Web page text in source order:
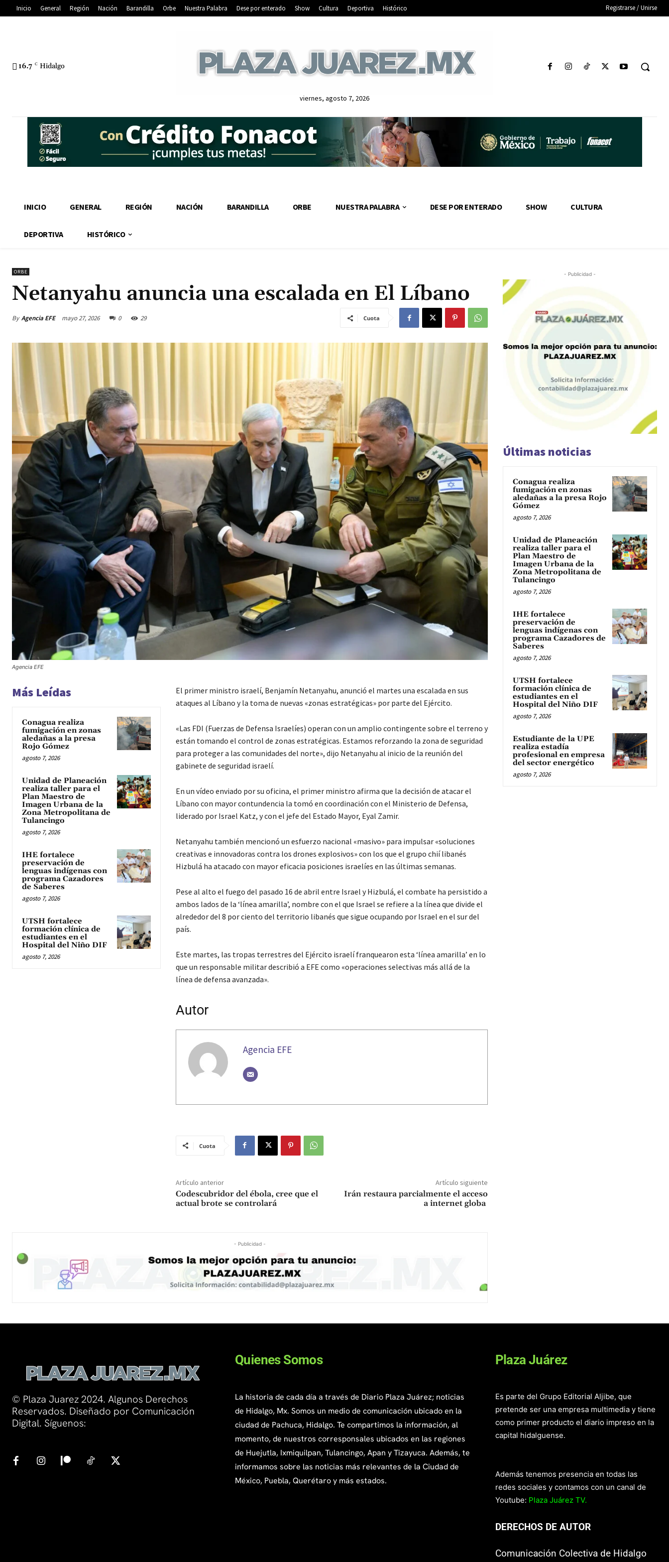
Inicio General Región Nación Barandilla Orbe Nuestra Palabra Dese por enterado Show Cultura Deportiva Histórico Registrarse / Unirse
16.7 C Hidalgo
viernes, agosto 7, 2026
INICIO GENERAL REGIÓN NACIÓN BARANDILLA ORBE NUESTRA PALABRA DESE POR ENTERADO SHOW CULTURA
DEPORTIVA HISTÓRICO
ORBE
Netanyahu anuncia una escalada en El Líbano
By Agencia EFE mayo 27, 2026 0 29 Cuota
Agencia EFE
Más Leídas
Conagua realiza
fumigación en zonas
aledañas a la presa
Rojo Gómez
agosto 7, 2026
Unidad de Planeación
realiza taller para el
Plan Maestro de
Imagen Urbana de la
Zona Metropolitana de
Tulancingo
agosto 7, 2026
IHE fortalece
preservación de
lenguas indígenas con
programa Cazadores
de Saberes
agosto 7, 2026
UTSH fortalece
formación clínica de
estudiantes en el
Hospital del Niño DIF
agosto 7, 2026
El primer ministro israelí, Benjamín Netanyahu, anunció el martes una escalada en sus
ataques al Líbano y la toma de nuevas «zonas estratégicas» por parte del Ejército.
«Las FDI (Fuerzas de Defensa Israelíes) operan con un amplio contingente sobre el terreno y
están tomando el control de zonas estratégicas. Estamos reforzando la zona de seguridad
para proteger a las comunidades del norte», dijo Netanyahu al inicio de la reunión del
gabinete de seguridad israelí.
En un vídeo enviado por su oficina, el primer ministro afirma que la decisión de atacar el
Líbano con mayor contundencia la tomó en coordinación con el Ministerio de Defensa,
liderado por Israel Katz, y con el jefe del Estado Mayor, Eyal Zamir.
Netanyahu también mencionó un esfuerzo nacional «masivo» para impulsar «soluciones
creativas e innovadoras contra los drones explosivos» con los que el grupo chií libanés
Hizbulá ha atacado con mayor eficacia posiciones israelíes en las últimas semanas.
Pese al alto el fuego del pasado 16 de abril entre Israel y Hizbulá, el combate ha persistido a
ambos lados de la ‘línea amarilla’, nombre con el que Israel se refiere a la línea que divide el
alrededor del 8 por ciento del territorio libanés que sigue ocupando por Israel en el sur del
país.
Este martes, las tropas terrestres del Ejército israelí franquearon esta ‘línea amarilla’ en lo
que un responsable militar describió a EFE como «operaciones selectivas más allá de la
línea de defensa avanzada».
Autor
Agencia EFE
Cuota
Artículo anterior
Codescubridor del ébola, cree que el
actual brote se controlará
Artículo siguiente
Irán restaura parcialmente el acceso
a internet globa
- Publicidad -
- Publicidad -
Últimas noticias
Conagua realiza
fumigación en zonas
aledañas a la presa Rojo
Gómez
agosto 7, 2026
Unidad de Planeación
realiza taller para el
Plan Maestro de
Imagen Urbana de la
Zona Metropolitana de
Tulancingo
agosto 7, 2026
IHE fortalece
preservación de
lenguas indígenas con
programa Cazadores de
Saberes
agosto 7, 2026
UTSH fortalece
formación clínica de
estudiantes en el
Hospital del Niño DIF
agosto 7, 2026
Estudiante de la UPE
realiza estadía
profesional en empresa
del sector energético
agosto 7, 2026
© Plaza Juarez 2024. Algunos Derechos
Reservados. Diseñado por Comunicación
Digital. Síguenos:
Quienes Somos
La historia de cada día a través de Diario Plaza Juárez; noticias
de Hidalgo, Mx. Somos un medio de comunicación ubicado en la
ciudad de Pachuca, Hidalgo. Te compartimos la información, al
momento, de nuestros corresponsales ubicados en las regiones
de Huejutla, Ixmiquilpan, Tulancingo, Apan y Tizayuca. Además, te
informamos sobre las noticias más relevantes de la Ciudad de
México, Puebla, Querétaro y más estados.
Plaza Juárez
Es parte del Grupo Editorial Aljibe, que
pretende ser una empresa multimedia y tiene
como primer producto el diario impreso en la
capital hidalguense.
Además tenemos presencia en todas las
redes sociales y contamos con un canal de
Youtube: Plaza Juárez TV.
DERECHOS DE AUTOR
Comunicación Colectiva de Hidalgo